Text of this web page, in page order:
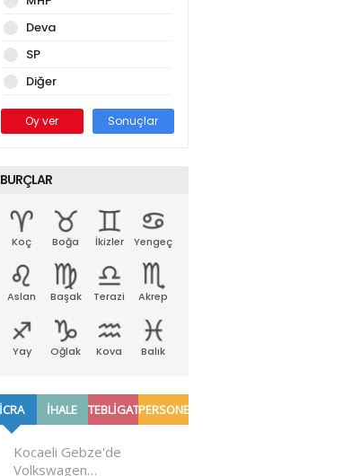
Deva
SP
Diğer
Oy ver Sonuçlar
BURÇLAR
Koç Boğa İkizler Yengeç
Aslan Başak Terazi Akrep
Yay Oğlak Kova Balık